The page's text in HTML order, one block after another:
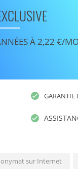
À 2,22 €/
GARANTIE
sur Internet